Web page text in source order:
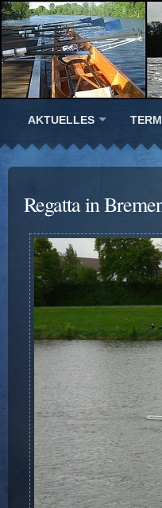
AKTUELLES
Regatta in